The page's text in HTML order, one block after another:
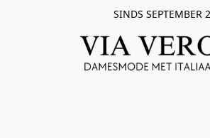
SINDS SEPTEMBER